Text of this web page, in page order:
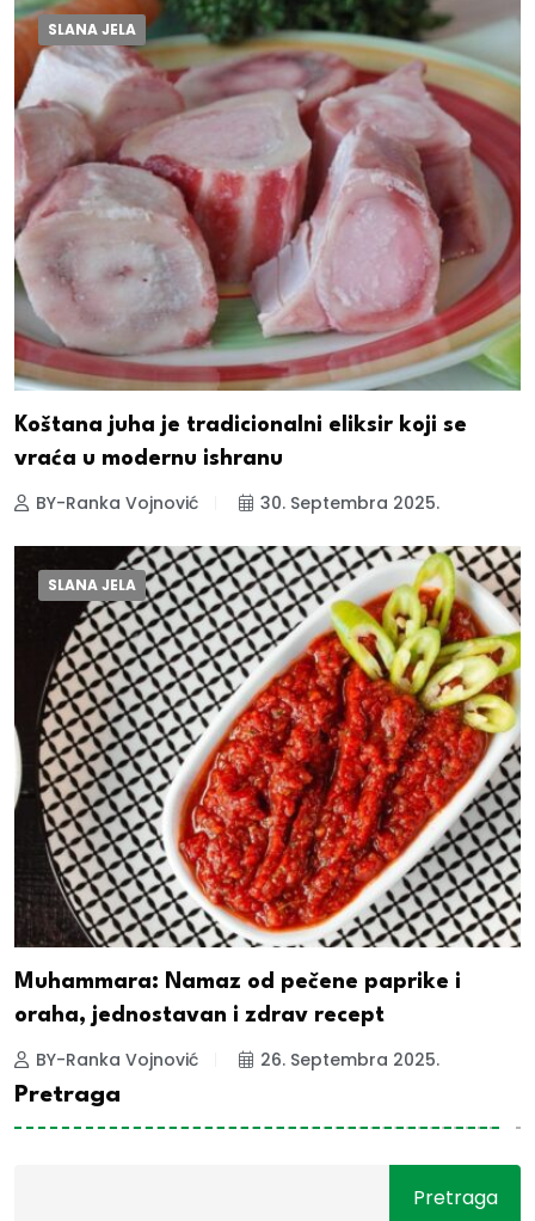
SLANA JELA
Koštana juha je tradicionalni eliksir koji se
vraća u modernu ishranu
BY-Ranka Vojnović 30. Septembra 2025.
SLANA JELA
Muhammara: Namaz od pečene paprike i
oraha, jednostavan i zdrav recept
BY-Ranka Vojnović
26. Septembra 2025.
Pretraga
Pretraga